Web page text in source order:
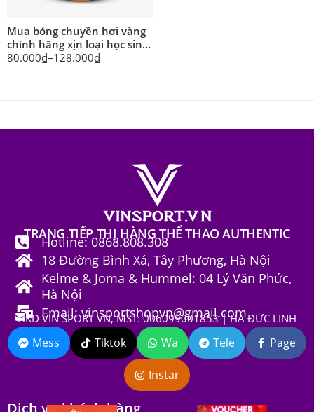
Mua bóng chuyền hơi vàng
chính hãng xịn loại học sinh
và người lớn chuẩn thi đấu
80.000₫–128.000₫
TRANG TIẾP THỊ HÀNG THỂ THAO AUTHENTIC
Hotline: 0868.808.308
18 Đường Bình Xá, Tây Phương, Hà Nội
Kelme & Joma & Hummel: 04 Lý Văn Phức,
Hà Nội
Email: vinsportshopvn@gmail.com
HKD VIN SPORT VN, MST: 006099001853 | HÀ ĐỨC LINH
Mess Tiktok Wa Tele Page
Instar